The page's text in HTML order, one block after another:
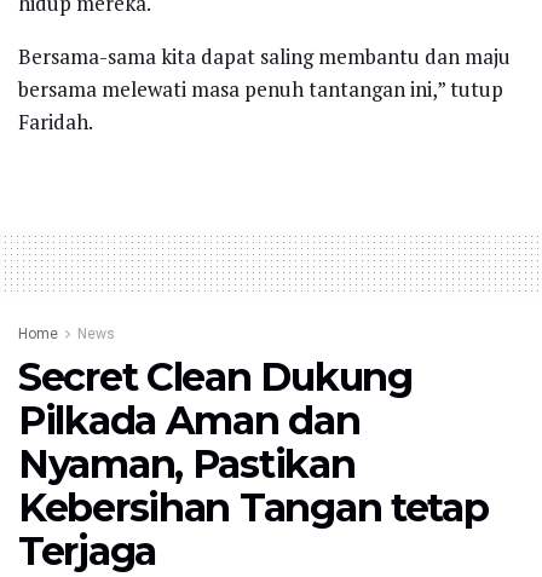
Bersama-sama kita dapat saling membantu dan maju
bersama melewati masa penuh tantangan ini,” tutup
Faridah.
Home News
Secret Clean Dukung
Pilkada Aman dan
Nyaman, Pastikan
Kebersihan Tangan tetap
Terjaga